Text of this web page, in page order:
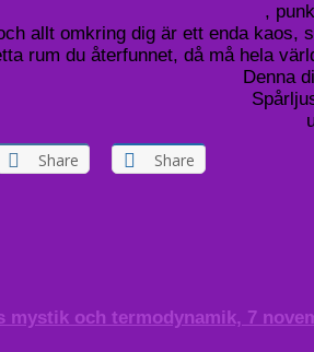
,
allt omkring dig är ett enda
rum du återfunnet, då må hela
Denna
Share Share
och termodynamik, 7